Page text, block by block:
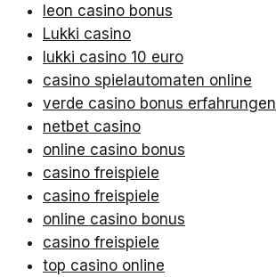
leon casino bonus
Lukki casino
lukki casino 10 euro
casino spielautomaten online
verde casino bonus erfahrungen
netbet casino
online casino bonus
casino freispiele
casino freispiele
online casino bonus
casino freispiele
top casino online